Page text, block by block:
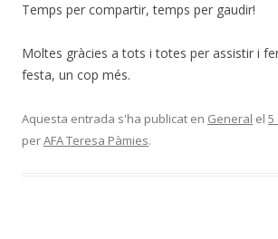
Temps per compartir, temps per gaudir!
Moltes gràcies a tots i totes per assistir i
festa, un cop més.
Aquesta entrada s'ha publicat en General el 5
perAFA Teresa Pàmies.